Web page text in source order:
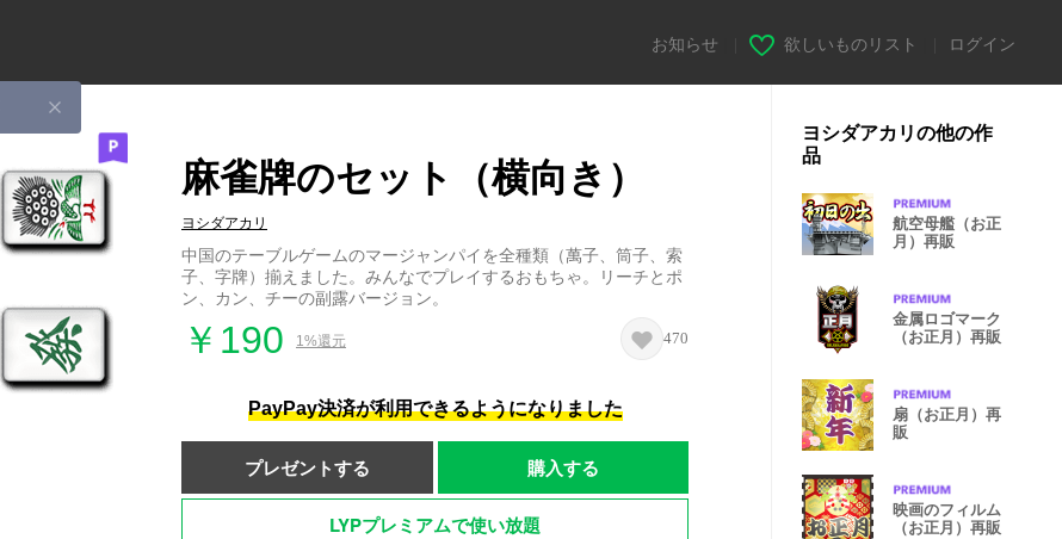
お知らせ 欲しいものリスト ログイン
麻雀牌のセット（横向き）
ヨシダアカリ
中国のテーブルゲームのマージャンパイを全種類（萬子、筒子、索
子、字牌）揃えました。みんなでプレイするおもちゃ。リーチとポ
ン、カン、チーの副露バージョン。
￥190 1%還元 470
PayPay決済が利用できるようになりました
プレゼントする 購入する
LYPプレミアムで使い放題
ヨシダアカリの他の作
品
航空母艦（お正
月）再販
金属ロゴマーク
（お正月）再販
扇（お正月）再
販
映画のフィルム
（お正月）再販